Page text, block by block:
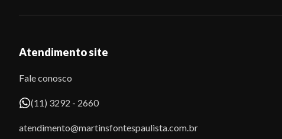
Atendimento site
Fale conosco
(11) 3292 - 2660
atendimento@martinsfontespaulista.com.br